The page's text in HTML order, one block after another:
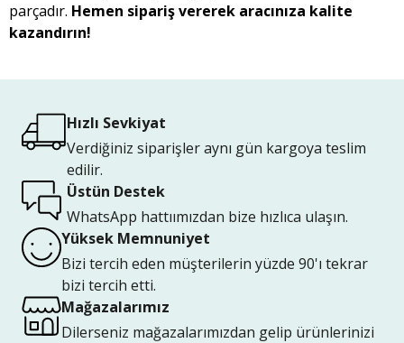
parçadır. Hemen sipariş vererek aracınıza kalite
kazandırın!
Hızlı Sevkiyat
Verdiğiniz siparişler aynı gün kargoya teslim
edilir.
Üstün Destek
WhatsApp hattıımızdan bize hızlıca ulaşın.
Yüksek Memnuniyet
Bizi tercih eden müşterilerin yüzde 90'ı tekrar
bizi tercih etti.
Mağazalarımız
Dilerseniz mağazalarımızdan gelip ürünlerinizi